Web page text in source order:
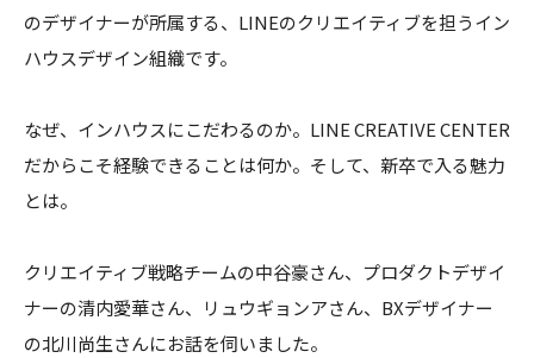
のデザイナーが所属する、LINEのクリエイティブを担うイン
ハウスデザイン組織です。
なぜ、インハウスにこだわるのか。LINE CREATIVE CENTER
だからこそ経験できることは何か。そして、新卒で入る魅力
とは。
クリエイティブ戦略チームの中谷豪さん、プロダクトデザイ
ナーの清内愛華さん、リュウギョンアさん、BXデザイナー
の北川尚生さんにお話を伺いました。